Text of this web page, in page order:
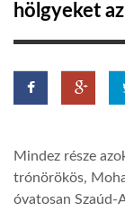
GLOBOTV
AFRIKA
A NAP SZÉPE
hölgyeket
Mindez része
trónörökös,
óvatosan Szaúd-